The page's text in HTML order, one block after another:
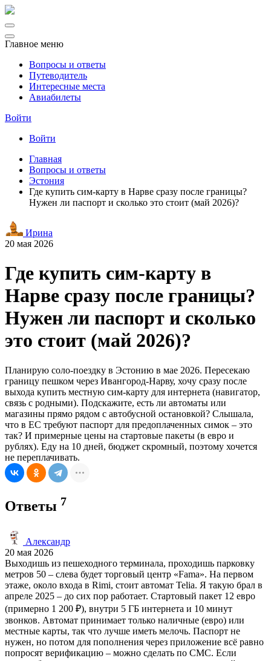
Главное меню
Вопросы и ответы
Путеводитель
Интересные места
Авиабилеты
Войти
Войти
Главная
Вопросы и ответы
Эстония
Где купить сим-карту в Нарве сразу после границы?
Нужен ли паспорт и сколько это стоит (май 2026)?
Ирина
20 мая 2026
Где купить сим-карту в
Нарве сразу после границы?
Нужен ли паспорт и сколько
это стоит (май 2026)?
Планирую соло-поездку в Эстонию в мае 2026. Пересекаю
границу пешком через Ивангород-Нарву, хочу сразу после
выхода купить местную сим-карту для интернета (навигатор,
связь с родными). Подскажите, есть ли автоматы или
магазины прямо рядом с автобусной остановкой? Слышала,
что в ЕС требуют паспорт для предоплаченных симок – это
так? И примерные цены на стартовые пакеты (в евро и
рублях). Еду на 10 дней, бюджет скромный, поэтому хочется
не переплачивать.
Ответы 7
Александр
20 мая 2026
Выходишь из пешеходного терминала, проходишь парковку
метров 50 – слева будет торговый центр «Fama». На первом
этаже, около входа в Rimi, стоит автомат Telia. Я такую брал в
апреле 2025 – до сих пор работает. Стартовый пакет 12 евро
(примерно 1 200 ₽), внутри 5 ГБ интернета и 10 минут
звонков. Автомат принимает только наличные (евро) или
местные карты, так что лучше иметь мелочь. Паспорт не
нужен, но потом для пополнения через приложение всё равно
попросят верификацию – можно сделать по СМС. Если